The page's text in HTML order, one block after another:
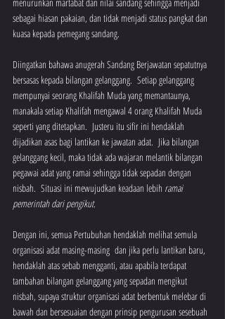
sebagai hiasan pakaian, dan tidak menjadi status pangkat dan
kuasa kepada pemegang sandang.
Diingatkan bahawa anugerah Sandang Berjawatan sepatutnya
bersasas kepada bilangan gelanggang.  Setiap gelanggang
mempunyai seorang Khalifah Muda yang memantaunya,
manakala setiap Khalifah mengawal 4 orang Khalifah Muda
seperti yang ditetapkan.  Justeru itu sifir ini hendaklah
dijadikan asas bagi lantikan ke jawatan adat.  Jika bilangan
gelanggang kecil, maka tidak ada wajaran melantik bilangan
pegawai adat yang ramai sehingga tidak sepadan dengan
nisbah.  Situasi ini mewujudkan keadaan lebih ramai
pemerintah dari pengikut.
Dengan ini, semua Pertubuhan hendaklah melihat semula
organisasi adat masing-masing  dan jika perlu lantikan baru,
hendaklah atas sebab mengganti, atau apabila terdapat
tambahan bilangan gelanggang yang sepadan mengikut
nisbah, supaya struktur organisasi adat berbentuk melebar di
bawah dan bersesuaian dengan prinsip pengurusan sesebuah